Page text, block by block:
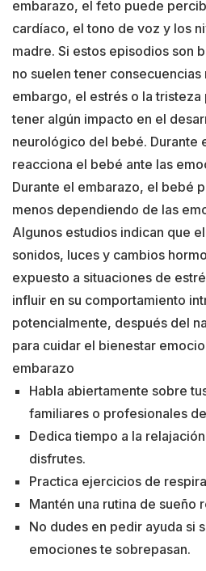
embarazo, el feto puede
cardíaco, el tono de voz y los
madre. Si estos episodios son
no suelen tener consecuencias
embargo, el estrés o la
tener algún impacto en el
neurológico del bebé. Durante
reacciona el bebé ante las
Durante el embarazo, el bebé
menos dependiendo de las
Algunos estudios indican que
sonidos, luces y cambios
expuesto a situaciones de
influir en su comportamiento
potencialmente, después del
para cuidar el bienestar
embarazo
Habla abiertamente sobre
familiares o profesionales
Dedica tiempo a la
disfrutes.
Practica ejercicios de
Mantén una rutina de sueño
No dudes en pedir ayuda si
emociones te sobrepasan.